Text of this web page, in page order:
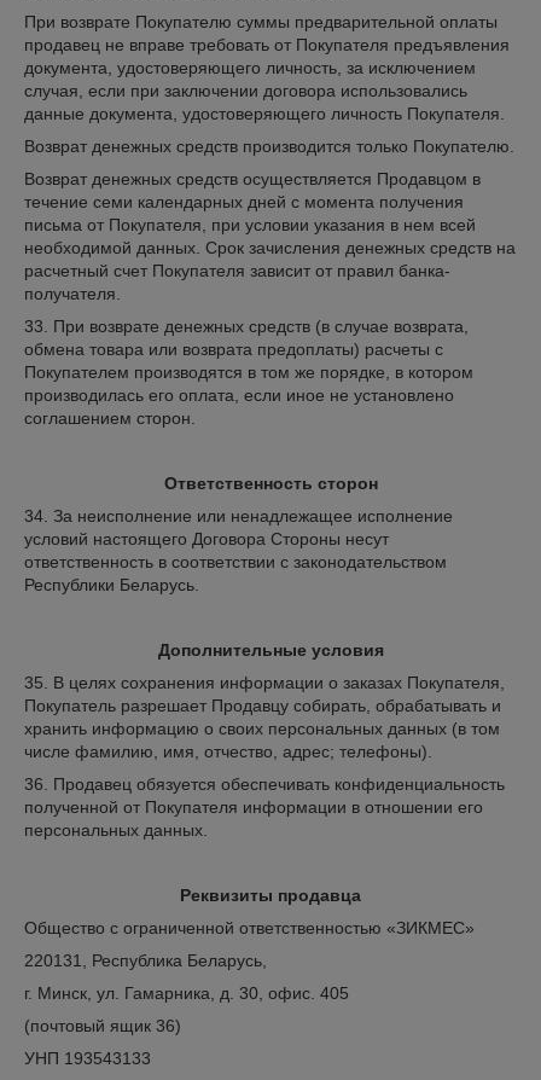
При возврате Покупателю суммы предварительной оплаты
продавец не вправе требовать от Покупателя предъявления
документа, удостоверяющего личность, за исключением
случая, если при заключении договора использовались
данные документа, удостоверяющего личность Покупателя.
Возврат денежных средств производится только Покупателю.
Возврат денежных средств осуществляется Продавцом в
течение семи календарных дней с момента получения
письма от Покупателя, при условии указания в нем всей
необходимой данных. Срок зачисления денежных средств на
расчетный счет Покупателя зависит от правил банка-
получателя.
33. При возврате денежных средств (в случае возврата,
обмена товара или возврата предоплаты) расчеты с
Покупателем производятся в том же порядке, в котором
производилась его оплата, если иное не установлено
соглашением сторон.
Ответственность сторон
34. За неисполнение или ненадлежащее исполнение
условий настоящего Договора Стороны несут
ответственность в соответствии с законодательством
Республики Беларусь.
Дополнительные условия
35. В целях сохранения информации о заказах Покупателя,
Покупатель разрешает Продавцу собирать, обрабатывать и
хранить информацию о своих персональных данных (в том
числе фамилию, имя, отчество, адрес; телефоны).
36. Продавец обязуется обеспечивать конфиденциальность
полученной от Покупателя информации в отношении его
персональных данных.
Реквизиты продавца
Общество с ограниченной ответственностью «ЗИКМЕС»
220131, Республика Беларусь,
г. Минск, ул. Гамарника, д. 30, офис. 405
(почтовый ящик 36)
УНП 193543133